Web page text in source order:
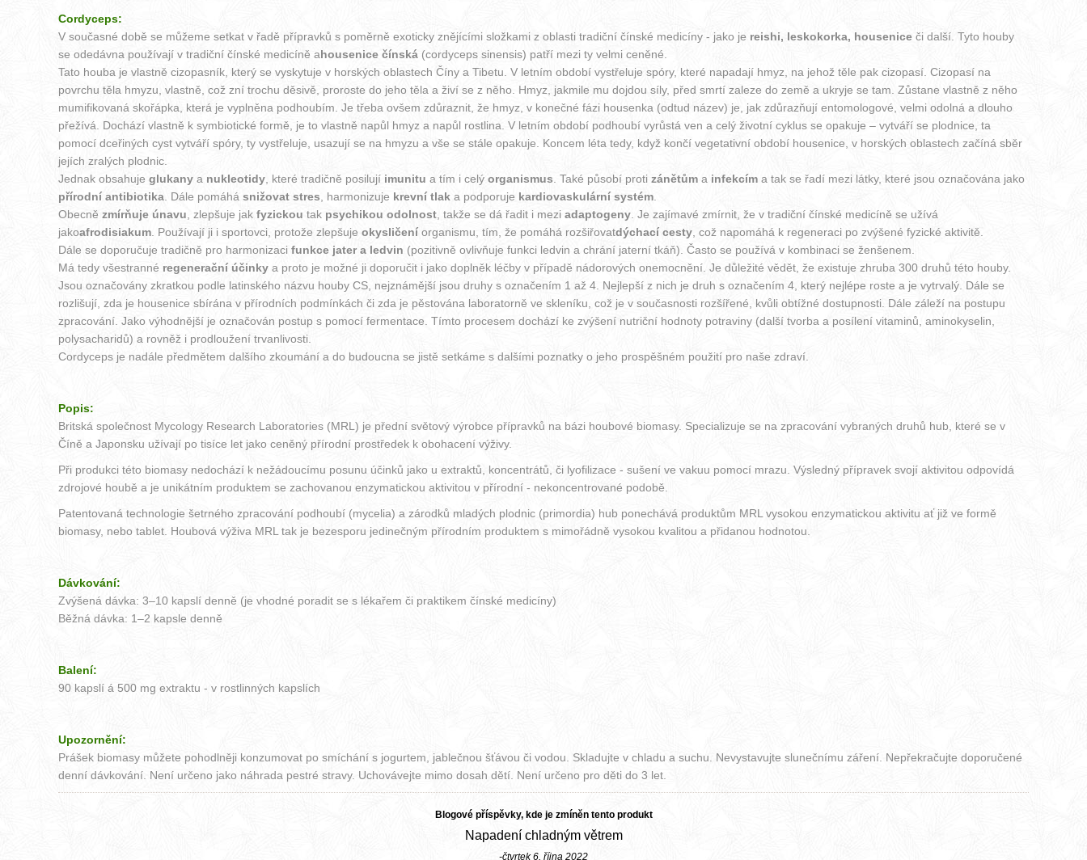
Cordyceps:
V současné době se můžeme setkat v řadě přípravků s poměrně exoticky znějícími složkami z oblasti tradiční čínské medicíny - jako je reishi, leskokorka, housenice či další. Tyto houby
se odedávna používají v tradiční čínské medicíně ahousenice čínská (cordyceps sinensis) patří mezi ty velmi ceněné.
Tato houba je vlastně cizopasník, který se vyskytuje v horských oblastech Číny a Tibetu. V letním období vystřeluje spóry, které napadají hmyz, na jehož těle pak cizopasí. Cizopasí na
povrchu těla hmyzu, vlastně, což zní trochu děsivě, proroste do jeho těla a živí se z něho. Hmyz, jakmile mu dojdou síly, před smrtí zaleze do země a ukryje se tam. Zůstane vlastně z něho
mumifikovaná skořápka, která je vyplněna podhoubím. Je třeba ovšem zdůraznit, že hmyz, v konečné fázi housenka (odtud název) je, jak zdůrazňují entomologové, velmi odolná a dlouho
přežívá. Dochází vlastně k symbiotické formě, je to vlastně napůl hmyz a napůl rostlina. V letním období podhoubí vyrůstá ven a celý životní cyklus se opakuje – vytváří se plodnice, ta
pomocí dceřiných cyst vytváří spóry, ty vystřeluje, usazují se na hmyzu a vše se stále opakuje. Koncem léta tedy, když končí vegetativní období housenice, v horských oblastech začíná sběr
jejích zralých plodnic.
Jednak obsahuje glukany a nukleotidy , které tradičně posilují imunitu a tím i celý organismus . Také působí proti zánětům a infekcím a tak se řadí mezi látky, které jsou označována jako
přírodní antibiotika . Dále pomáhá snižovat stres , harmonizuje krevní tlak a podporuje kardiovaskulární systém
Obecně zmírňuje únavu , zlepšuje jak fyzickou tak psychikou odolnost , takže se dá řadit i mezi adaptogeny . Je zajímavé zmírnit, že v tradiční čínské medicíně se užívá
jakoafrodisiakum . Používají ji i sportovci, protože zlepšuje okysličení organismu, tím, že pomáhá rozšiřovatdýchací cesty , což napomáhá k regeneraci po zvýšené fyzické aktivitě.
Dále se doporučuje tradičně pro harmonizaci funkce jater a ledvin (pozitivně ovlivňuje funkci ledvin a chrání jaterní tkáň). Často se používá v kombinaci se ženšenem.
Má tedy všestranné regenerační účinky a proto je možné ji doporučit i jako doplněk léčby v případě nádorových onemocnění. Je důležité vědět, že existuje zhruba 300 druhů této houby.
Jsou označovány zkratkou podle latinského názvu houby CS, nejznámější jsou druhy s označením 1 až 4. Nejlepší z nich je druh s označením 4, který nejlépe roste a je vytrvalý. Dále se
rozlišují, zda je housenice sbírána v přírodních podmínkách či zda je pěstována laboratorně ve skleníku, což je v současnosti rozšířené, kvůli obtížné dostupnosti. Dále záleží na postupu
zpracování. Jako výhodnější je označován postup s pomocí fermentace. Tímto procesem dochází ke zvýšení nutriční hodnoty potraviny (další tvorba a posílení vitaminů, aminokyselin,
polysacharidů) a rovněž i prodloužení trvanlivosti.
Cordyceps je nadále předmětem dalšího zkoumání a do budoucna se jistě setkáme s dalšími poznatky o jeho prospěšném použití pro naše zdraví.
Popis:
Britská společnost Mycology Research Laboratories (MRL) je přední světový výrobce přípravků na bázi houbové biomasy. Specializuje se na zpracování vybraných druhů hub, které se v
Číně a Japonsku užívají po tisíce let jako ceněný přírodní prostředek k obohacení výživy.
Při produkci této biomasy nedochází k nežádoucímu posunu účinků jako u extraktů, koncentrátů, či lyofilizace - sušení ve vakuu pomocí mrazu. Výsledný přípravek svojí aktivitou odpovídá
zdrojové houbě a je unikátním produktem se zachovanou enzymatickou aktivitou v přírodní - nekoncentrované podobě.
Patentovaná technologie šetrného zpracování podhoubí (mycelia) a zárodků mladých plodnic (primordia) hub ponechává produktům MRL vysokou enzymatickou aktivitu ať již ve formě
biomasy, nebo tablet. Houbová výživa MRL tak je bezesporu jedinečným přírodním produktem s mimořádně vysokou kvalitou a přidanou hodnotou.
Dávkování:
Zvýšená dávka: 3–10 kapslí denně (je vhodné poradit se s lékařem či praktikem čínské medicíny)
Běžná dávka: 1–2 kapsle denně
Balení:
90 kapslí á 500 mg extraktu - v rostlinných kapslích
Upozornění:
Prášek biomasy můžete pohodlněji konzumovat po smíchání s jogurtem, jablečnou šťávou či vodou. Skladujte v chladu a suchu. Nevystavujte slunečnímu záření. Nepřekračujte doporučené
denní dávkování. Není určeno jako náhrada pestré stravy. Uchovávejte mimo dosah dětí. Není určeno pro děti do 3 let.
Blogové příspěvky, kde je zmíněn tento produkt
Napadení chladným větrem
-čtvrtek 6. října 2022